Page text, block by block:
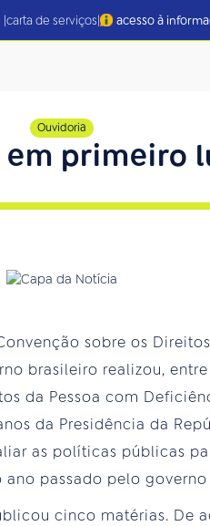
|carta de serviços| acesso à
Ouvidoria
em primeiro
sobre os
brasileiro realizou,
da Pessoa com
da Presidência da
as políticas públicas
passado pelo governo
cinco matérias. De